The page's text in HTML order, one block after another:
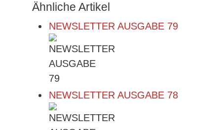
Ähnliche Artikel
NEWSLETTER AUSGABE 79
NEWSLETTER AUSGABE 78